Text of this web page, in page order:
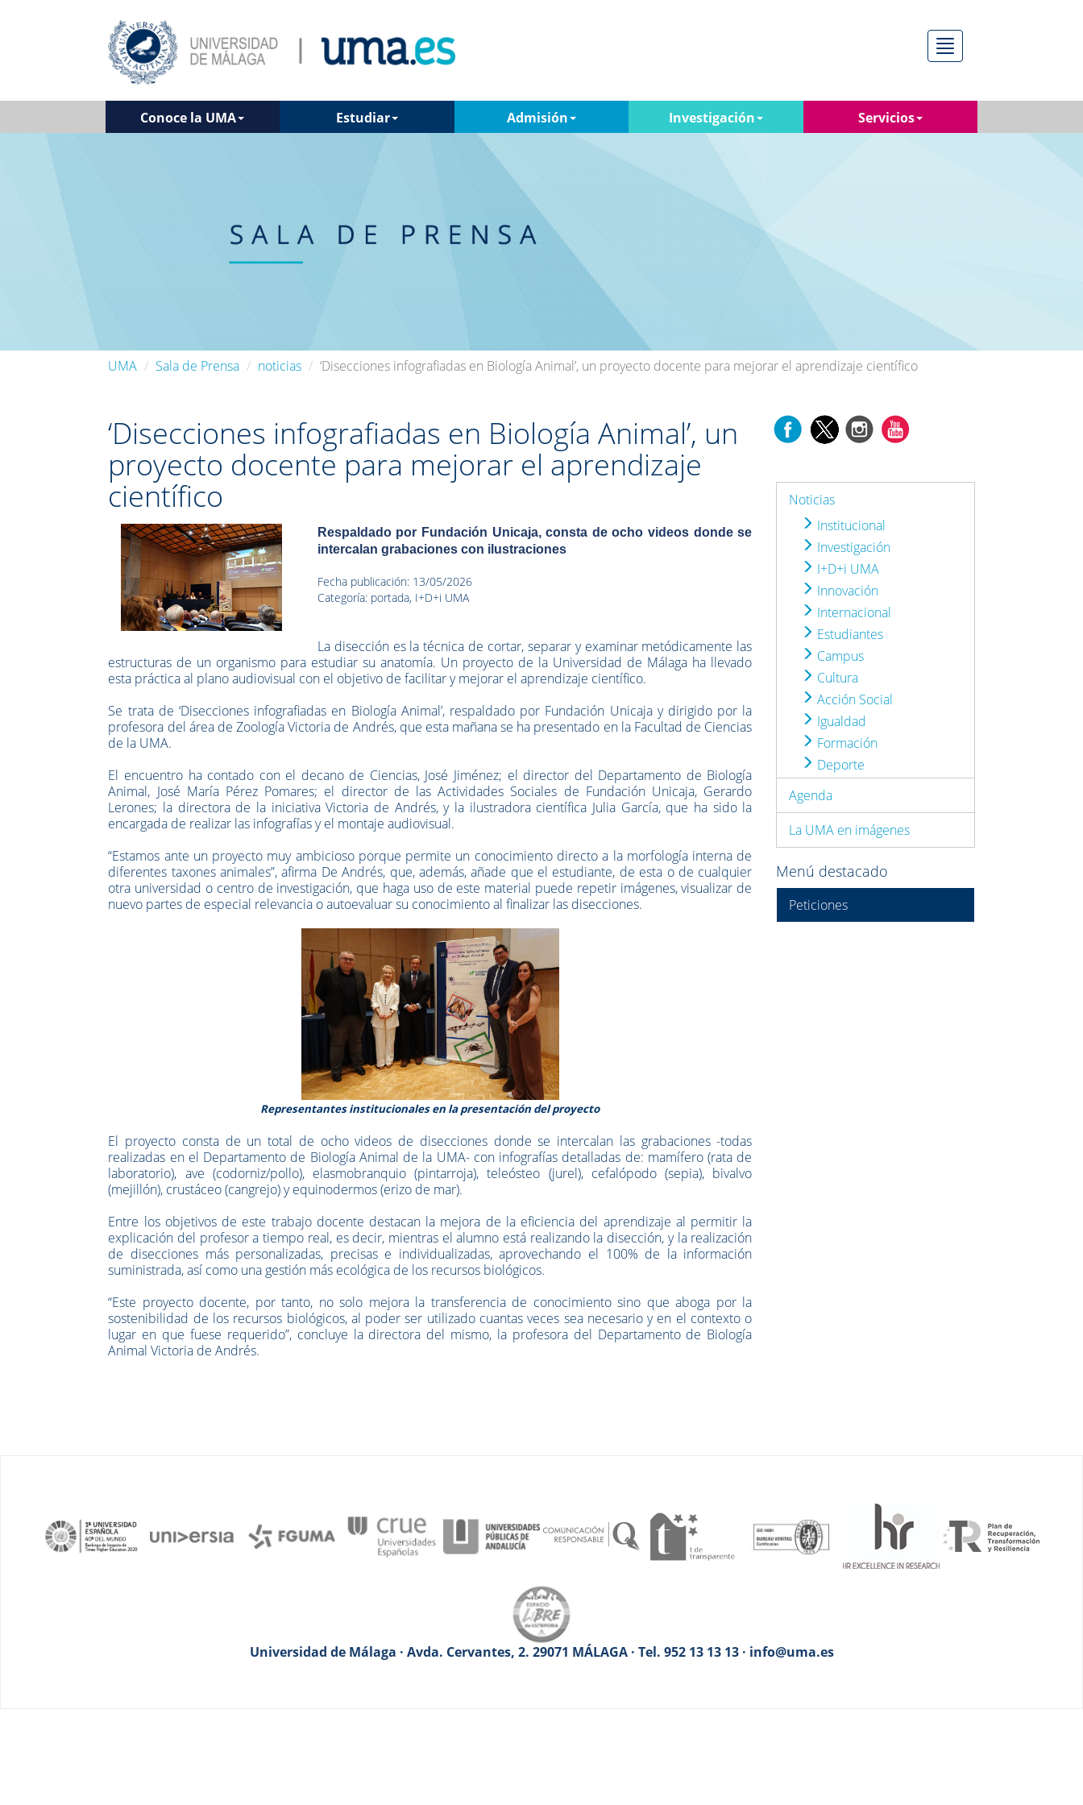
Menú
Conoce la UMA Estudiar Admisión Investigación Servicios
UMA Sala de Prensa noticias ‘Disecciones infografiadas en Biología Animal’, un proyecto docente para mejorar el aprendizaje científico
‘Disecciones infografiadas en Biología Animal’, un
proyecto docente para mejorar el aprendizaje
científico
Respaldado por Fundación Unicaja, consta de ocho videos donde se
intercalan grabaciones con ilustraciones
Fecha publicación: 13/05/2026
Categoría: portada, I+D+i UMA
La disección es la técnica de cortar, separar y examinar metódicamente las
estructuras de un organismo para estudiar su anatomía. Un proyecto de la Universidad de Málaga ha llevado
esta práctica al plano audiovisual con el objetivo de facilitar y mejorar el aprendizaje científico.
Se trata de ‘Disecciones infografiadas en Biología Animal’, respaldado por Fundación Unicaja y dirigido por la
profesora del área de Zoología Victoria de Andrés, que esta mañana se ha presentado en la Facultad de Ciencias
de la UMA.
El encuentro ha contado con el decano de Ciencias, José Jiménez; el director del Departamento de Biología
Animal, José María Pérez Pomares; el director de las Actividades Sociales de Fundación Unicaja, Gerardo
Lerones; la directora de la iniciativa Victoria de Andrés, y la ilustradora científica Julia García, que ha sido la
encargada de realizar las infografías y el montaje audiovisual.
“Estamos ante un proyecto muy ambicioso porque permite un conocimiento directo a la morfología interna de
diferentes taxones animales”, afirma De Andrés, que, además, añade que el estudiante, de esta o de cualquier
otra universidad o centro de investigación, que haga uso de este material puede repetir imágenes, visualizar de
nuevo partes de especial relevancia o autoevaluar su conocimiento al finalizar las disecciones.
Representantes institucionales en la presentación del proyecto
El proyecto consta de un total de ocho videos de disecciones donde se intercalan las grabaciones -todas
realizadas en el Departamento de Biología Animal de la UMA- con infografías detalladas de: mamífero (rata de
laboratorio), ave (codorniz/pollo), elasmobranquio (pintarroja), teleósteo (jurel), cefalópodo (sepia), bivalvo
(mejillón), crustáceo (cangrejo) y equinodermos (erizo de mar).
Entre los objetivos de este trabajo docente destacan la mejora de la eficiencia del aprendizaje al permitir la
explicación del profesor a tiempo real, es decir, mientras el alumno está realizando la disección, y la realización
de disecciones más personalizadas, precisas e individualizadas, aprovechando el 100% de la información
suministrada, así como una gestión más ecológica de los recursos biológicos.
“Este proyecto docente, por tanto, no solo mejora la transferencia de conocimiento sino que aboga por la
sostenibilidad de los recursos biológicos, al poder ser utilizado cuantas veces sea necesario y en el contexto o
lugar en que fuese requerido”, concluye la directora del mismo, la profesora del Departamento de Biología
Animal Victoria de Andrés.
Noticias
Institucional
Investigación
I+D+i UMA
Innovación
Internacional
Estudiantes
Campus
Cultura
Acción Social
Igualdad
Formación
Deporte
Agenda
La UMA en imágenes
Menú destacado
Peticiones
Universidad de Málaga · Avda. Cervantes, 2. 29071 MÁLAGA · Tel. 952 13 13 13 · info@uma.es